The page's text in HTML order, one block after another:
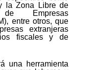
la Zona Libre de
Empresas
entre otros, que
extranjeras
fiscales y de
una herramienta